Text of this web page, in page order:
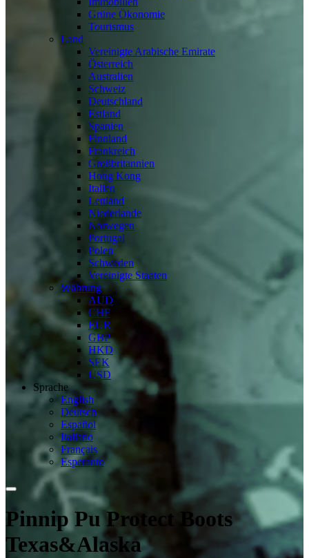
Grüne Ökonomie
Tourismus
Land
Vereinigte Arabische Emirate
Österreich
Australien
Schweiz
Deutschland
Estland
Spanien
Finnland
Frankreich
Großbritannien
Hong Kong
Italien
Lettland
Niederlande
Norwegen
Portugal
Polen
Schweden
Vereinigte Staaten
Währung
AUD
CHF
EUR
GBP
HKD
SEK
USD
Sprache
English
Deutsch
Español
Italiano
Français
Esperanto
Pinnip Pu Protect Boots
Texas&Alaska